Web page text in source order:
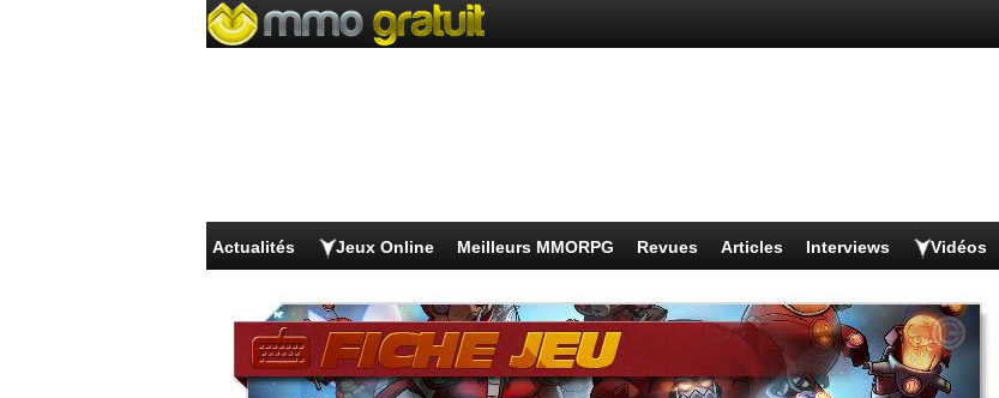
Actualités Jeux Online Meilleurs MMORPG Revues Articles Interviews Vidéos